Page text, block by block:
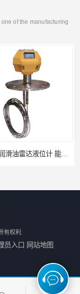
of the manufacturing
FMP43 润滑油雷达液位计 能够提供定制服务
性能稳定 甘肃高温高压型液位变送器 川仪液位计
有权利.
员入口 网站地图